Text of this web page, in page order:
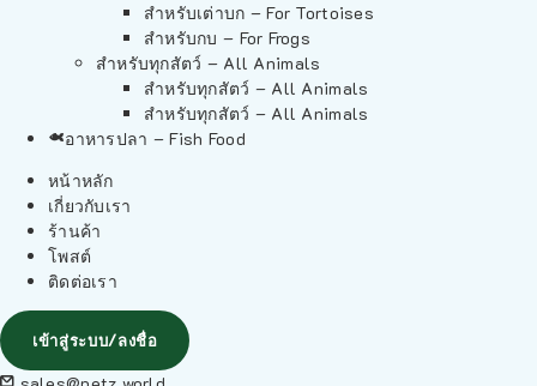
สำหรับเต่าบก – For Tortoises
สำหรับกบ – For Frogs
สำหรับทุกสัตว์ – All Animals
สำหรับทุกสัตว์ – All Animals
สำหรับทุกสัตว์ – All Animals
อาหารปลา – Fish Food
หน้าหลัก
เกี่ยวกับเรา
ร้านค้า
โพสต์
ติดต่อเรา
เข้าสู่ระบบ/ลงชื่อ